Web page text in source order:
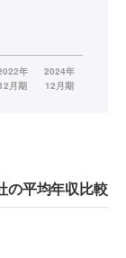
の平均年収比較